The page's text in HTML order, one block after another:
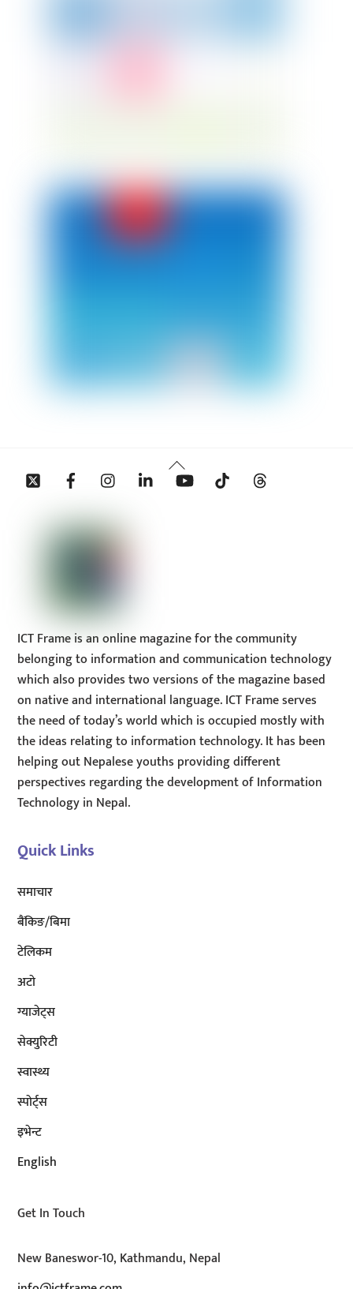
Back
To
Twitter Facebook InstagramLinkedin YouTube Tiktok
ICT Frame is an online magazine for the community
belonging to information and communication technology
which also provides two versions of the magazine based
on native and international language. ICT Frame serves
the need of today’s world which is occupied mostly with
the ideas relating to information technology. It has been
helping out Nepalese youths providing different
perspectives regarding the development of Information
Technology in Nepal.
Quick Links
समाचार
बैंकिङ/बिमा
टेलिकम
अटाे
ग्याजेट्स
सेक्युरिटी
स्वास्थ्य
स्पोर्ट्स
इभेन्ट
English
Get In Touch
New Baneswor-10, Kathmandu, Nepal